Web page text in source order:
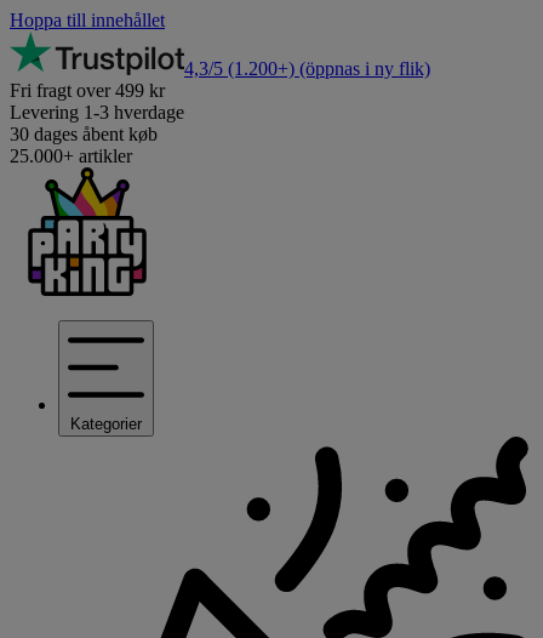
Hoppa till innehållet
4,3/5 (1.200+) (öppnas i ny flik)
Fri fragt over 499 kr
Levering 1-3 hverdage
30 dages åbent køb
25.000+ artikler
Kategorier